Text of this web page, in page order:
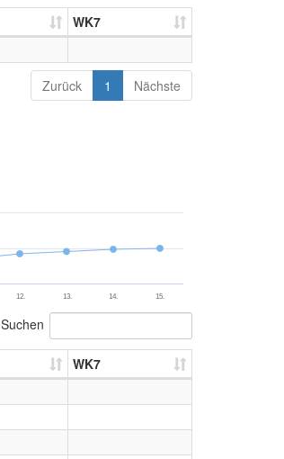
WK7
Zurück 1 Nächste
12. 13. 14. 15.
Suchen
WK7